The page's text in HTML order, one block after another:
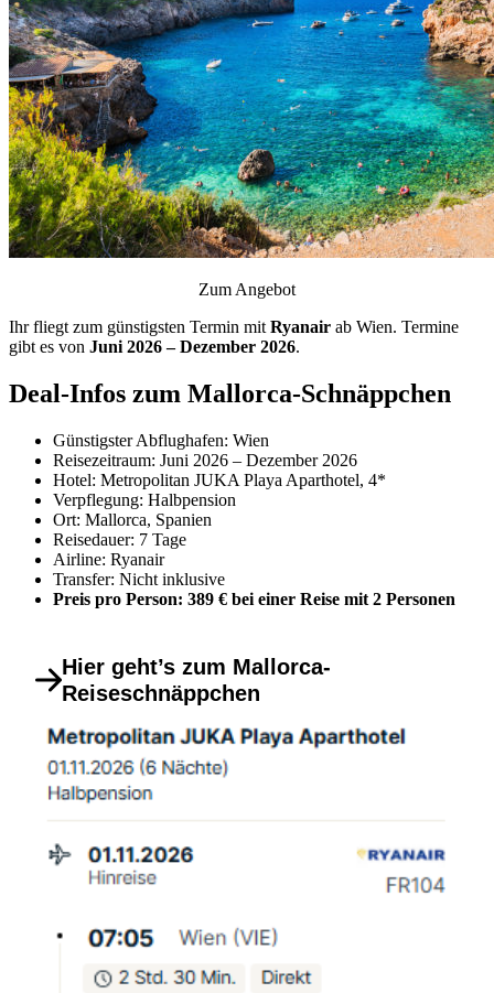
Zum Angebot
Ihr fliegt zum günstigsten Termin mit Ryanair ab Wien. Termine
gibt es von Juni 2026 – Dezember 2026.
Deal-Infos zum Mallorca-Schnäppchen
Günstigster Abflughafen: Wien
Reisezeitraum: Juni 2026 – Dezember 2026
Hotel: Metropolitan JUKA Playa Aparthotel, 4*
Verpflegung: Halbpension
Ort: Mallorca, Spanien
Reisedauer: 7 Tage
Airline: Ryanair
Transfer: Nicht inklusive
Preis pro Person: 389 € bei einer Reise mit 2 Personen
Hier geht’s zum Mallorca-
Reiseschnäppchen